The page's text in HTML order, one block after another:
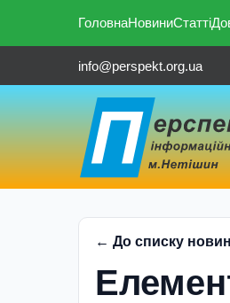
ГоловнаНовиниСтатті
info@perspekt.org.ua
← До списку новин